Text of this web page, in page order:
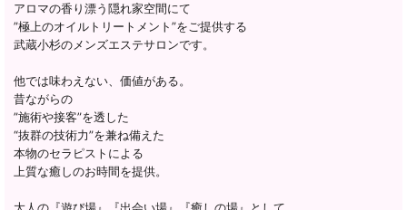
アロマの香り漂う隠れ家空間にて
”極上のオイルトリートメント”をご提供する
武蔵小杉のメンズエステサロンです。
他では味わえない、価値がある。
昔ながらの
”施術や接客”を透した
“抜群の技術力”を兼ね備えた
本物のセラピストによる
上質な癒しのお時間を提供。